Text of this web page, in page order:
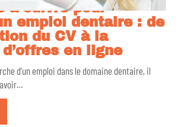
à suivre pour
emploi dentaire : de
du CV à la
en ligne
d'un emploi dans le domaine dentaire, il
…